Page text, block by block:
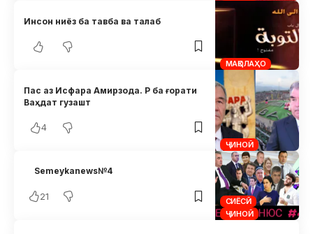
МАҚОЛАҲО
Инсон ниёз ба тавба ва талаб
ҶИНОӢ
Пас аз Исфара Амирзода. Р ба ғорати
Ваҳдат гузашт
4
СИЁСӢ
ҶИНОӢ
Semeykanews№4
21